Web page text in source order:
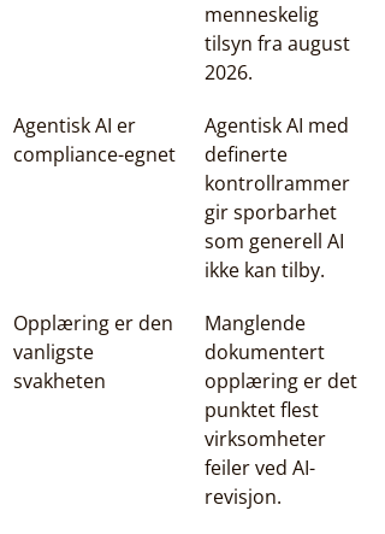
menneskelig
tilsyn fra august
2026.
Agentisk AI er
compliance-egnet
Agentisk AI med
definerte
kontrollrammer
gir sporbarhet
som generell AI
ikke kan tilby.
Opplæring er den
vanligste
svakheten
Manglende
dokumentert
opplæring er det
punktet flest
virksomheter
feiler ved AI-
revisjon.